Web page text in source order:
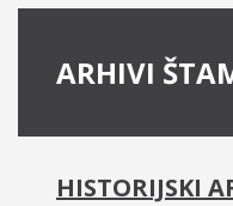
ARHIVI
HISTORIJSKI